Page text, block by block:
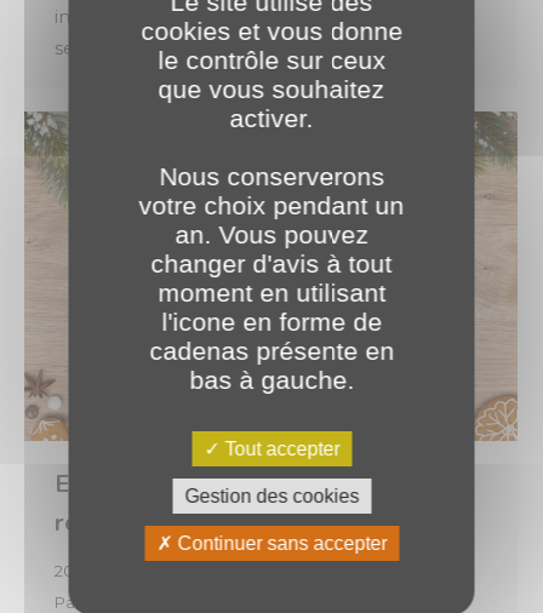
infrastructure applicative afin de permettre à
ses clients d’accéder aux outils développés.…
En cette période magique, nous
restons ouverts ✨
2023
Par
cookies et vous donne
le contrôle sur ceux
que vous souhaitez
activer.
Nous conserverons
votre choix pendant un
an. Vous pouvez
changer d'avis à tout
moment en utilisant
l'icone en forme de
cadenas présente en
bas à gauche.
Tout accepter
Gestion des cookies
Continuer sans accepter